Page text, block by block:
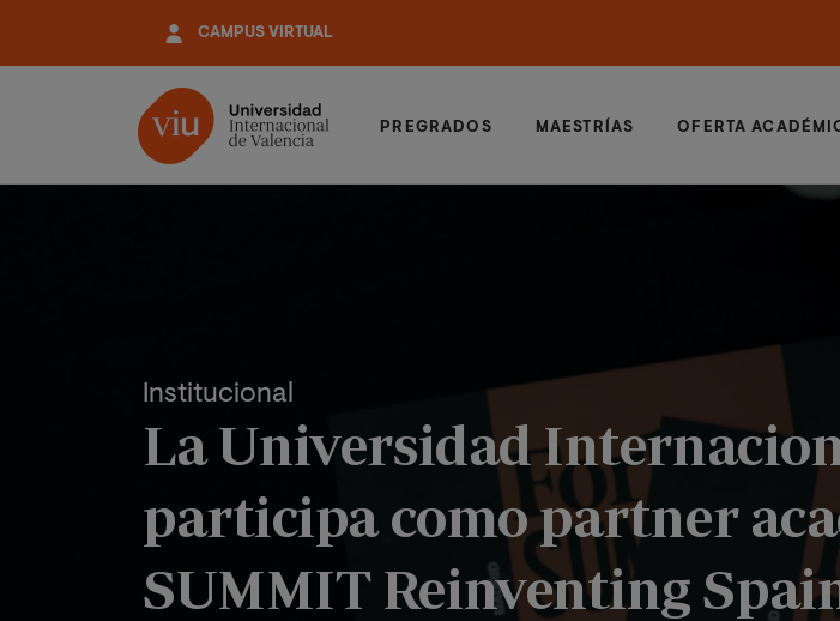
contenido
CAMPUS VIRTUAL
PREGRADOS MAESTRÍAS OFERTA
Institucional
La Universidad
participa como partner
SUMMIT Reinventing